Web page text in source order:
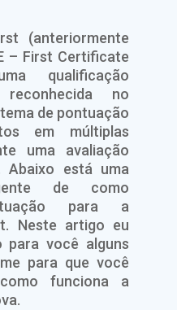
(anteriormente
– First Certificate
qualificação
reconhecida no
de pontuação
em múltiplas
uma avaliação
Abaixo está uma
de como
para a
Neste artigo eu
para você alguns
para que você
funciona a